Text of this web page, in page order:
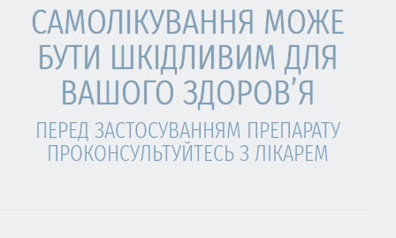
САМОЛІКУВАННЯ МОЖЕ
БУТИ ШКІДЛИВИМ ДЛЯ
ВАШОГО ЗДОРОВ’Я
ПЕРЕД ЗАСТОСУВАННЯМ ПРЕПАРАТУ
ПРОКОНСУЛЬТУЙТЕСЬ З ЛІКАРЕМ